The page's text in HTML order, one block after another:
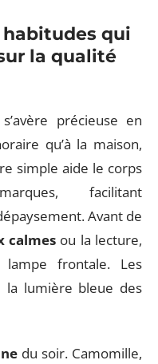
qui
la qualité
précieuse en
qu’à la maison,
simple aide le corps
facilitant
Avant de
calmes ou la lecture,
frontale. Les
la lumière bleue des
du soir. Camomille,